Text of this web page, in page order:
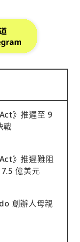
》推遲至 9
戰
》推遲難阻
億美元
創辦人母親